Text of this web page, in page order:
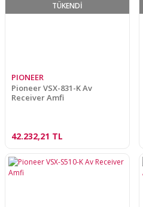
TÜKENDİ
PIONEER
Pioneer VSX-831-K Av
Receiver Amfi
42.232,21 TL